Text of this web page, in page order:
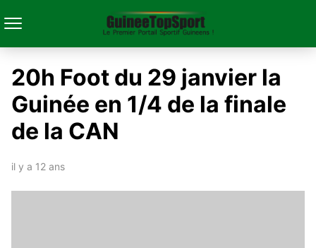
20h Foot du 29 janvier la
Guinée en 1/4 de la finale
de la CAN
il y a 12 ans